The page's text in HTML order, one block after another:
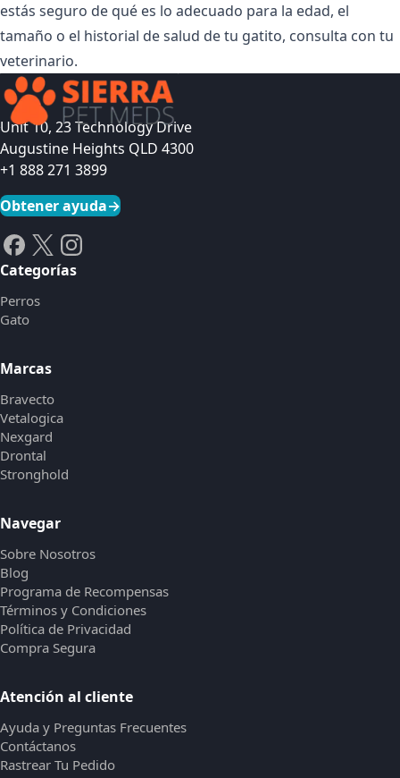
estás seguro de qué es lo adecuado para la edad, el
tamaño o el historial de salud de tu gatito, consulta con tu
veterinario.
Unit 10, 23 Technology Drive
Augustine Heights QLD 4300
+1 888 271 3899
Obtener ayuda→
Categorías
Perros
Gato
Marcas
Bravecto
Vetalogica
Nexgard
Drontal
Stronghold
Navegar
Sobre Nosotros
Blog
Programa de Recompensas
Términos y Condiciones
Política de Privacidad
Compra Segura
Atención al cliente
Ayuda y Preguntas Frecuentes
Contáctanos
Rastrear Tu Pedido